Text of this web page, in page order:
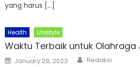
yang harus […]
Health Lifestyle
Waktu Terbaik untuk Olahraga
Posted
on
January 29, 2023 Author
Redaksi